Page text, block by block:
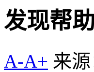
发现帮
A-A+ 来